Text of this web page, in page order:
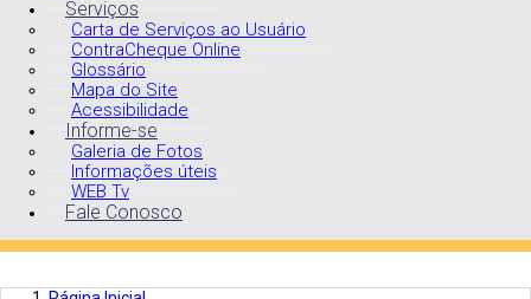
Serviços
Carta de Serviços ao Usuário
ContraCheque Online
Glossário
Mapa do Site
Acessibilidade
Informe-se
Galeria de Fotos
Informações úteis
WEB Tv
Fale Conosco